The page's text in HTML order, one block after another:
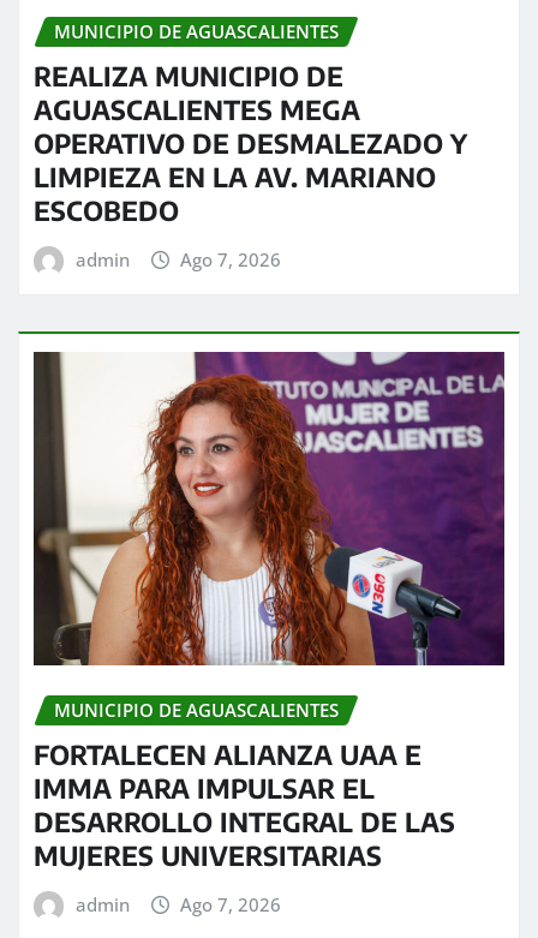
MUNICIPIO DE AGUASCALIENTES
REALIZA MUNICIPIO DE
AGUASCALIENTES MEGA
OPERATIVO DE DESMALEZADO Y
LIMPIEZA EN LA AV. MARIANO
ESCOBEDO
admin Ago 7, 2026
MUNICIPIO DE AGUASCALIENTES
FORTALECEN ALIANZA UAA E
IMMA PARA IMPULSAR EL
DESARROLLO INTEGRAL DE LAS
MUJERES UNIVERSITARIAS
admin Ago 7, 2026